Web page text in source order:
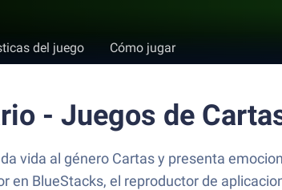
del juego Cómo jugar
- Juegos de
vida al género Cartas y presenta
en BlueStacks, el reproductor de